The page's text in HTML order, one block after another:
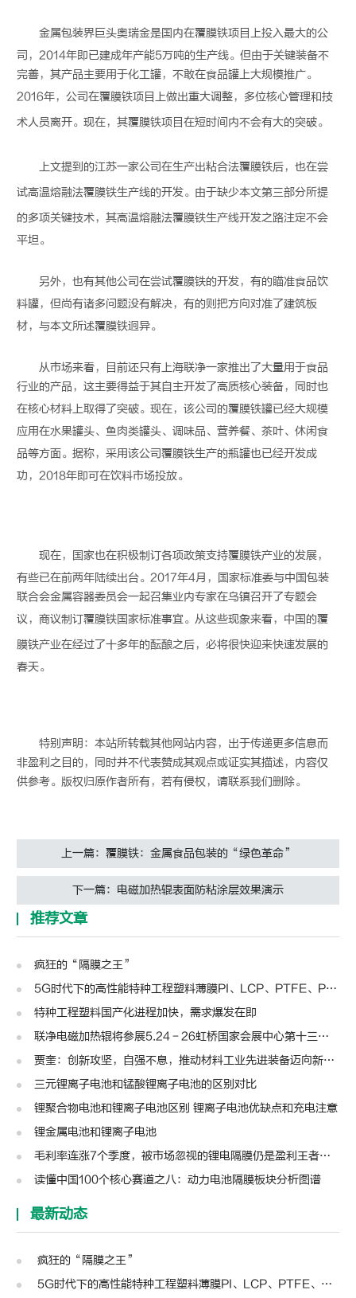
金属包装界巨头奥瑞金是国内在覆膜铁项目上投入最大的公
司，2014年即已建成年产能5万吨的生产线。但由于关键装备不
完善，其产品主要用于化工罐，不敢在食品罐上大规模推广。
2016年，公司在覆膜铁项目上做出重大调整，多位核心管理和技
术人员离开。现在，其覆膜铁项目在短时间内不会有大的突破。
上文提到的江苏一家公司在生产出粘合法覆膜铁后，也在尝
试高温熔融法覆膜铁生产线的开发。由于缺少本文第三部分所提
的多项关键技术，其高温熔融法覆膜铁生产线开发之路注定不会
平坦。
另外，也有其他公司在尝试覆膜铁的开发，有的瞄准食品饮
料罐，但尚有诸多问题没有解决，有的则把方向对准了建筑板
材，与本文所述覆膜铁迥异。
从市场来看，目前还只有上海联净一家推出了大量用于食品
行业的产品，这主要得益于其自主开发了高质核心装备，同时也
在核心材料上取得了突破。现在，该公司的覆膜铁罐已经大规模
应用在水果罐头、鱼肉类罐头、调味品、营养餐、茶叶、休闲食
品等方面。据称，采用该公司覆膜铁生产的瓶罐也已经开发成
功，2018年即可在饮料市场投放。
现在，国家也在积极制订各项政策支持覆膜铁产业的发展，
有些已在前两年陆续出台。2017年4月，国家标准委与中国包装
联合会金属容器委员会一起召集业内专家在乌镇召开了专题会
议，商议制订覆膜铁国家标准事宜。从这些现象来看，中国的覆
膜铁产业在经过了十多年的酝酿之后，必将很快迎来快速发展的
春天。
特别声明：本站所转载其他网站内容，出于传递更多信息而
非盈利之目的，同时并不代表赞成其观点或证实其描述，内容仅
供参考。版权归原作者所有，若有侵权，请联系我们删除。
上一篇：覆膜铁：金属食品包装的“绿色革命”
下一篇：电磁加热辊表面防粘涂层效果演示
推荐文章
疯狂的“隔膜之王”
5G时代下的高性能特种工程塑料薄膜PI、LCP、PTFE、PPS、PEEK、PEN
特种工程塑料国产化进程加快，需求爆发在即
联净电磁加热辊将参展5.24－26虹桥国家会展中心第十三届模切展
贾奎：创新攻坚，自强不息，推动材料工业先进装备迈向新高度 | 高转先锋人物
三元锂离子电池和锰酸锂离子电池的区别对比
锂聚合物电池和锂离子电池区别 锂离子电池优缺点和充电注意
锂金属电池和锂离子电池
毛利率连涨7个季度，被市场忽视的锂电隔膜仍是盈利王者？| 见智研究
读懂中国100个核心赛道之八：动力电池隔膜板块分析图谱
最新动态
疯狂的“隔膜之王”
5G时代下的高性能特种工程塑料薄膜PI、LCP、PTFE、PPS、PEEK、PEN